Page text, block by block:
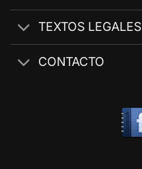
TEXTOS LEGALES
CONTACTO